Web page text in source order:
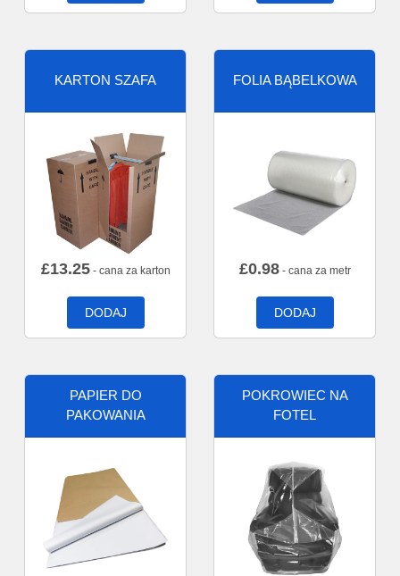
KARTON SZAFA
£13.25- cana za karton
DODAJ
FOLIA BĄBELKOWA
£0.98- cana za metr
DODAJ
PAPIER DO
PAKOWANIA
POKROWIEC NA
FOTEL